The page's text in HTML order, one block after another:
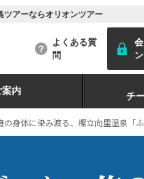
ツアーならオリオンツアー
よくある質
問
ン
内
チ
身体に染み渡る、樫立向里温泉「ふ